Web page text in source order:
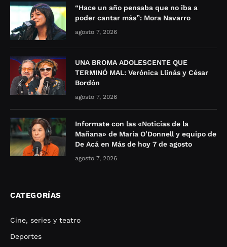
“Hace un año pensaba que no iba a
poder cantar más”: Mora Navarro
agosto 7, 2026
UNA BROMA ADOLESCENTE QUE
TERMINÓ MAL: Verónica Llinás y César
Bordón
agosto 7, 2026
Informate con las «Noticias de la
Mañana» de María O’Donnell y equipo de
De Acá en Más de hoy 7 de agosto
agosto 7, 2026
CATEGORÍAS
Cine, series y teatro
Deportes